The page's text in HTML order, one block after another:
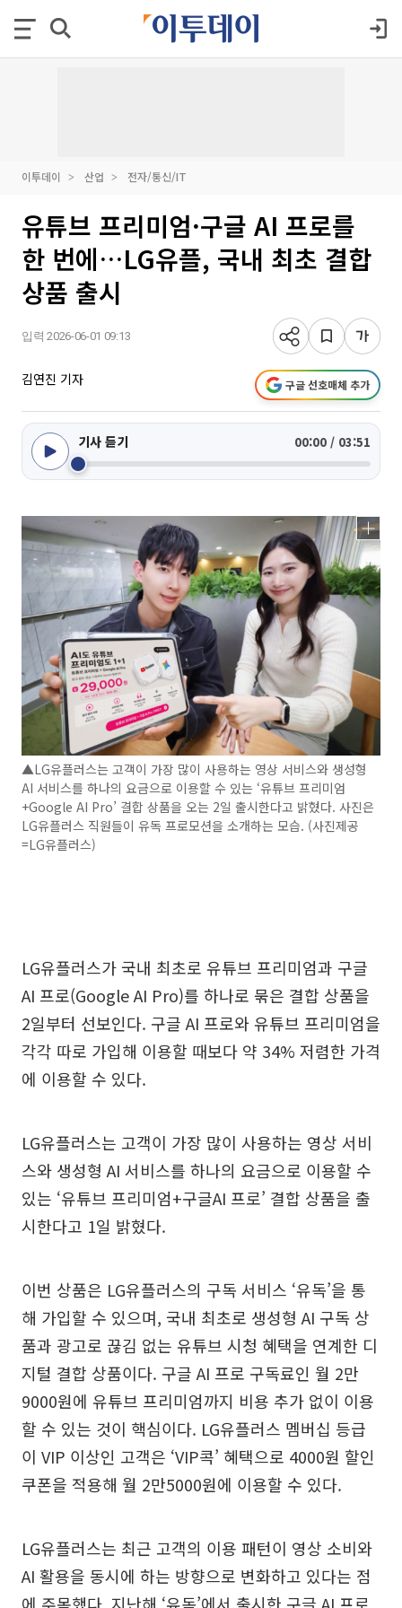
이투데이 산업 전자/통신/IT
유튜브 프리미엄·구글 AI 프로를
한 번에…LG유플, 국내 최초 결합
상품 출시
입력 2026-06-01 09:13
김연진 기자 구글 선호매체 추가
기사 듣기 00:00 / 03:51
▲LG유플러스는 고객이 가장 많이 사용하는 영상 서비스와 생성형
AI 서비스를 하나의 요금으로 이용할 수 있는 ‘유튜브 프리미엄
+Google AI Pro’ 결합 상품을 오는 2일 출시한다고 밝혔다. 사진은
LG유플러스 직원들이 유독 프로모션을 소개하는 모습. (사진제공
=LG유플러스)
LG유플러스가 국내 최초로 유튜브 프리미엄과 구글
AI 프로(Google AI Pro)를 하나로 묶은 결합 상품을
2일부터 선보인다. 구글 AI 프로와 유튜브 프리미엄을
각각 따로 가입해 이용할 때보다 약 34% 저렴한 가격
에 이용할 수 있다.
LG유플러스는 고객이 가장 많이 사용하는 영상 서비
스와 생성형 AI 서비스를 하나의 요금으로 이용할 수
있는 ‘유튜브 프리미엄+구글AI 프로’ 결합 상품을 출
시한다고 1일 밝혔다.
이번 상품은 LG유플러스의 구독 서비스 ‘유독’을 통
해 가입할 수 있으며, 국내 최초로 생성형 AI 구독 상
품과 광고로 끊김 없는 유튜브 시청 혜택을 연계한 디
지털 결합 상품이다. 구글 AI 프로 구독료인 월 2만
9000원에 유튜브 프리미엄까지 비용 추가 없이 이용
할 수 있는 것이 핵심이다. LG유플러스 멤버십 등급
이 VIP 이상인 고객은 ‘VIP콕’ 혜택으로 4000원 할인
쿠폰을 적용해 월 2만5000원에 이용할 수 있다.
LG유플러스는 최근 고객의 이용 패턴이 영상 소비와
AI 활용을 동시에 하는 방향으로 변화하고 있다는 점
에 주목했다. 지난해 ‘유독’에서 출시한 구글 AI 프로